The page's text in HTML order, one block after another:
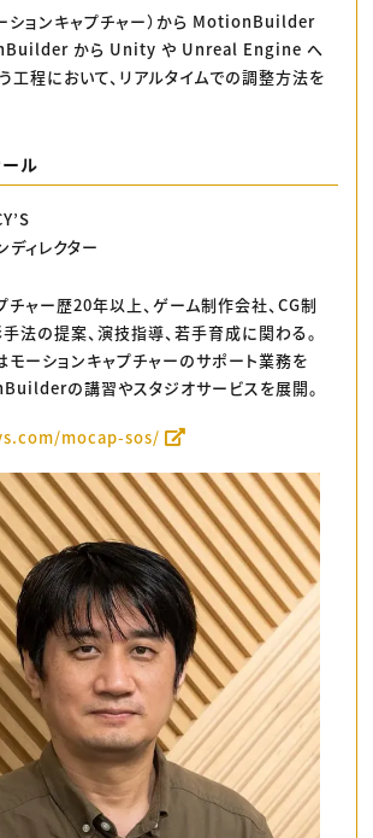
ションキャプチャー）から MotionBuilder
から Unity や Unreal Engine へ
工程において、リアルタイムでの調整方法を
ル
ディレクター
チャー歴20年以上、ゲーム制作会社、CG制
法の提案、演技指導、若手育成に関わる。
ーションキャプチャーのサポート業務を
の講習やスタジオサービスを展開。
mocap-sos/